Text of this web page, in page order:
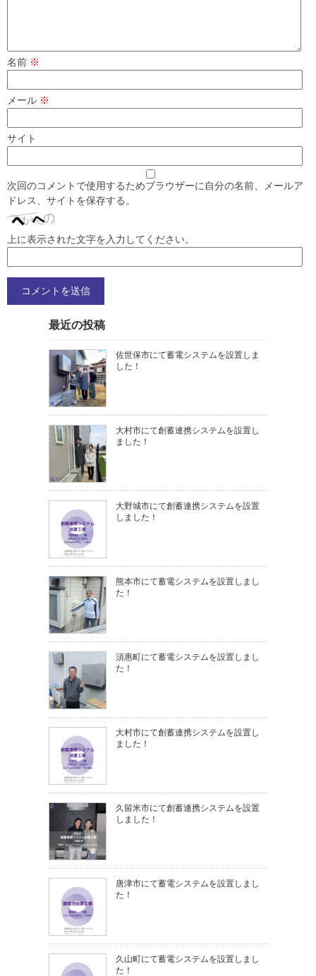
名前 ※
メール ※
サイト
次回のコメントで使用するためブラウザーに自分の名前、メールア
ドレス、サイトを保存する。
上に表示された文字を入力してください。
最近の投稿
佐世保市にて蓄電システムを設置しま
した！
大村市にて創蓄連携システムを設置し
ました！
大野城市にて創蓄連携システムを設置
しました！
熊本市にて蓄電システムを設置しまし
た！
須惠町にて蓄電システムを設置しまし
た！
大村市にて創蓄連携システムを設置し
ました！
久留米市にて創蓄連携システムを設置
しました！
唐津市にて蓄電システムを設置しまし
た！
久山町にて蓄電システムを設置しまし
た！